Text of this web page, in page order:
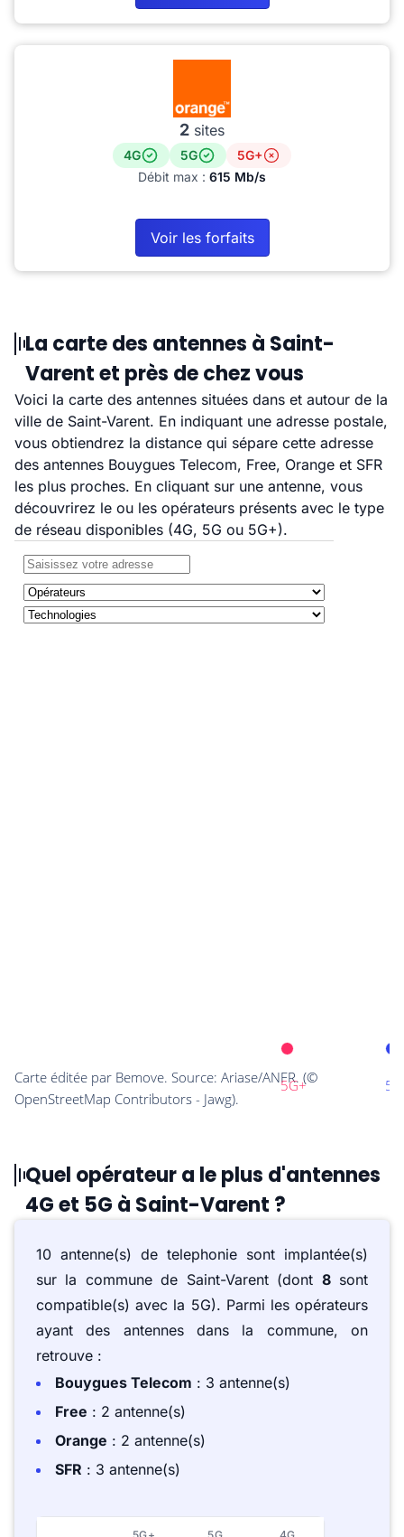
2 sites
4G 5G
5G+
Débit max : 615 Mb/s
Voir les forfaits
La carte des antennes à Saint-
Varent et près de chez vous
Voici la carte des antennes situées dans et autour de la
ville de Saint-Varent. En indiquant une adresse postale,
vous obtiendrez la distance qui sépare cette adresse
des antennes Bouygues Telecom, Free, Orange et SFR
les plus proches. En cliquant sur une antenne, vous
découvrirez le ou les opérateurs présents avec le type
de réseau disponibles (4G, 5G ou 5G+).
Quel opérateur a le plus d'antennes
4G et 5G à Saint-Varent ?
10 antenne(s) de telephonie sont implantée(s)
sur la commune de Saint-Varent (dont 8sont
compatible(s) avec la 5G). Parmi les opérateurs
ayant des antennes dans la commune, on
retrouve :
Bouygues Telecom : 3 antenne(s)
Free : 2 antenne(s)
Orange : 2 antenne(s)
SFR : 3 antenne(s)